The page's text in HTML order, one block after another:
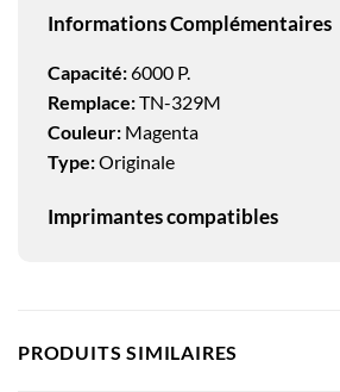
Informations Complémentaires
Capacité:6000 P.
Remplace:TN-329M
Couleur: Magenta
Type:Originale
Imprimantes compatibles
PRODUITS SIMILAIRES